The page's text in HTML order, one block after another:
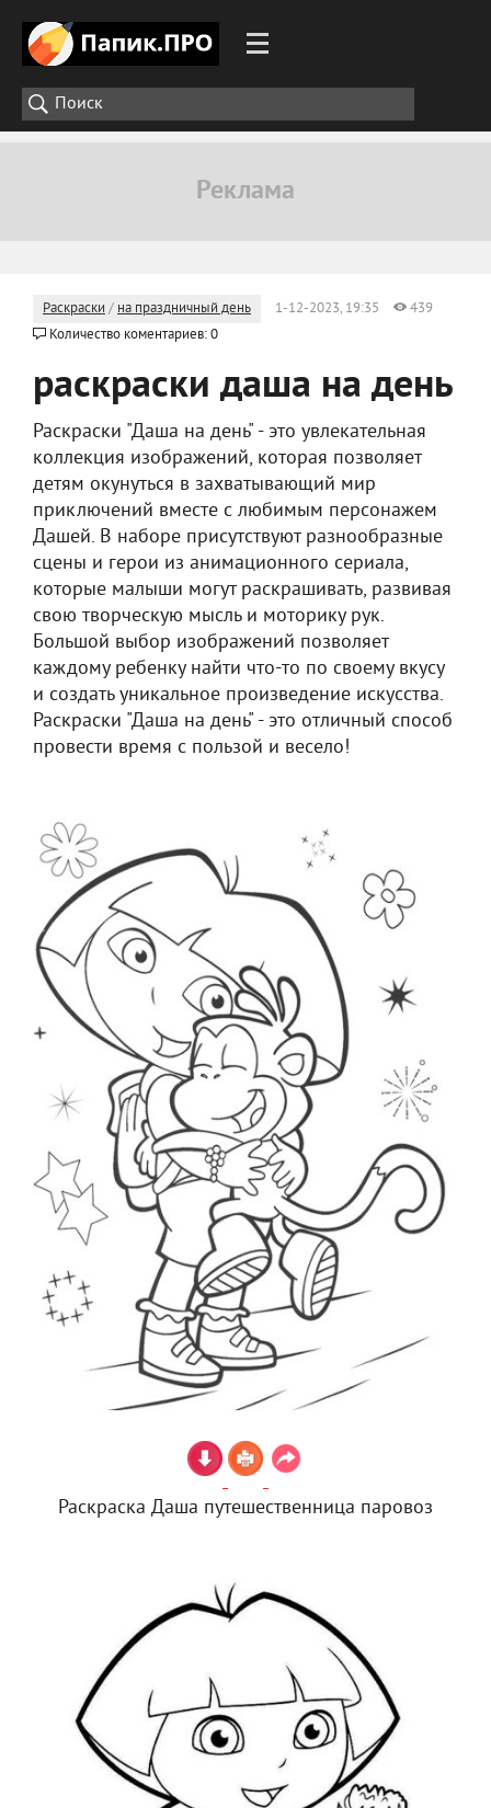
Раскраски / на праздничный день 1-12-2023, 19:35
439
Количество коментариев: 0
раскраски даша на день
Раскраски "Даша на день" - это увлекательная
коллекция изображений, которая позволяет
детям окунуться в захватывающий мир
приключений вместе с любимым персонажем
Дашей. В наборе присутствуют разнообразные
сцены и герои из анимационного сериала,
которые малыши могут раскрашивать, развивая
свою творческую мысль и моторику рук.
Большой выбор изображений позволяет
каждому ребенку найти что-то по своему вкусу
и создать уникальное произведение искусства.
Раскраски "Даша на день" - это отличный способ
провести время с пользой и весело!
Раскраска Даша путешественница паровоз